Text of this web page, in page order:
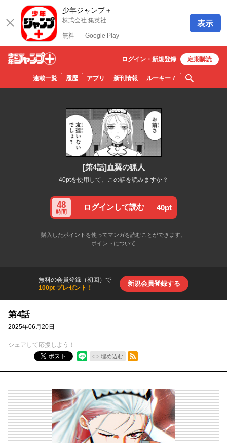
少年ジャンプ＋
株式会社 集英社
無料 ─ Google Play
表示
少年ジ
ャンプ
連載一覧 履歴 アプリ 新刊情報 ルーキー！ 検索
ログイン・ 新規登録 定期購読
[第4話]血翼の猟人
40ptを使用して、この話を読みますか？
48
時間
ログインして読む 40pt
購入したポイントを使ってマンガを読むことができます。
ポイントについて
無料の会員登録（初回）で
100pt プレゼント！
新規会員登録する
第4話
2025年06月20日
シェアして応援しよう！
ポスト
埋め込む
RSSフィード